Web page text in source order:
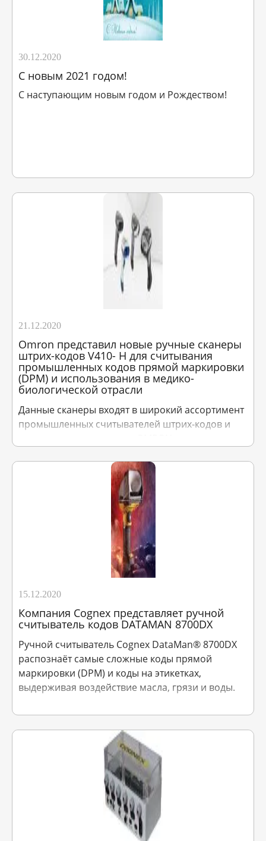
30.12.2020
С новым 2021 годом!
С наступающим новым годом и Рождеством!
21.12.2020
Omron представил новые ручные сканеры
штрих-кодов V410- H для считывания
промышленных кодов прямой маркировки
(DPM) и использования в медико-
биологической отрасли
Данные сканеры входят в широкий ассортимент
промышленных считывателей штрих-кодов и
15.12.2020
Компания Cognex представляет ручной
считыватель кодов DATAMAN 8700DX
Ручной считыватель Cognex DataMan® 8700DX
распознаёт самые сложные коды прямой
маркировки (DPM) и коды на этикетках,
выдерживая воздействие масла, грязи и воды.